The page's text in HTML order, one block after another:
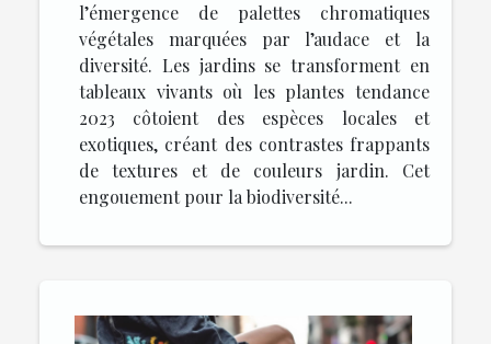
l’émergence de palettes chromatiques
végétales marquées par l’audace et la
diversité. Les jardins se transforment en
tableaux vivants où les plantes tendance
2023 côtoient des espèces locales et
exotiques, créant des contrastes frappants
de textures et de couleurs jardin. Cet
engouement pour la biodiversité...